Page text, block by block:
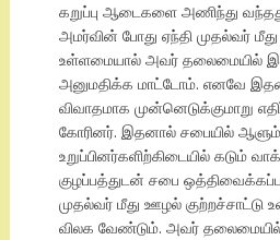
கறுப்பு ஆடைகளை அணிந்து
அமர்வின் போது ஏந்தி முதல்வர்
உள்ளமையால் அவர் தலைமையில்
அனுமதிக்க மாட்டோம். எனவே
விவாதமாக முன்னெடுக்குமாறு
கோரினர். இதனால் சபையில் ஆளும்,
உறுப்பினர்களிற்கிடையில் கடும்
குழப்பத்துடன் சபை
முதல்வர் மீது ஊழல்
விலக வேண்டும். அவர்